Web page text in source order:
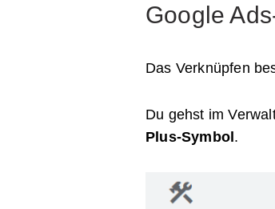
Google
Das Verknüpfen
Du gehst im
Plus-Symbol .